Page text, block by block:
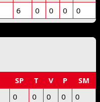
6 0 0 0 0
SP T V P
SM
0 0 0 0
0